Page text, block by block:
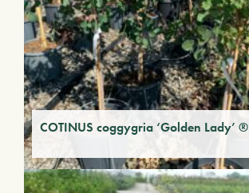
COTINUS coggygria ‘Golden Lady’ ®